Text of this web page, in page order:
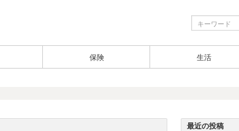
保険 生活
最近の投稿